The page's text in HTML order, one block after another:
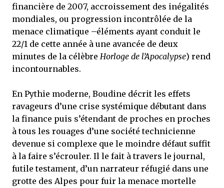
financière de 2007, accroissement des inégalités
mondiales, ou progression incontrôlée de la
menace climatique –éléments ayant conduit le
22/1 de cette année à une avancée de deux
minutes de la célèbre Horloge de l’Apocalypse) rend
incontournables.
En Pythie moderne, Boudine décrit les effets
ravageurs d’une crise systémique débutant dans
la finance puis s’étendant de proches en proches
à tous les rouages d’une société technicienne
devenue si complexe que le moindre défaut suffit
à la faire s’écrouler. Il le fait à travers le journal,
futile testament, d’un narrateur réfugié dans une
grotte des Alpes pour fuir la menace mortelle